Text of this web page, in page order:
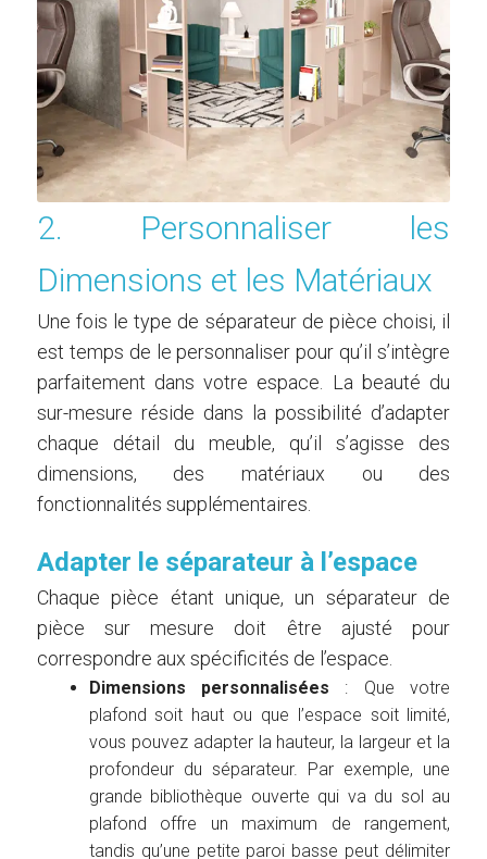
2. Personnaliser les
Dimensions et les Matériaux
Une fois le type de séparateur de pièce choisi, il
est temps de le personnaliser pour qu’il s’intègre
parfaitement dans votre espace. La beauté du
sur-mesure réside dans la possibilité d’adapter
chaque détail du meuble, qu’il s’agisse des
dimensions, des matériaux ou des
fonctionnalités supplémentaires.
Adapter le séparateur à l’espace
Chaque pièce étant unique, un séparateur de
pièce sur mesure doit être ajusté pour
correspondre aux spécificités de l’espace.
Dimensions personnalisées : Que votre
plafond soit haut ou que l’espace soit limité,
vous pouvez adapter la hauteur, la largeur et la
profondeur du séparateur. Par exemple, une
grande bibliothèque ouverte qui va du sol au
plafond offre un maximum de rangement,
tandis qu’une petite paroi basse peut délimiter